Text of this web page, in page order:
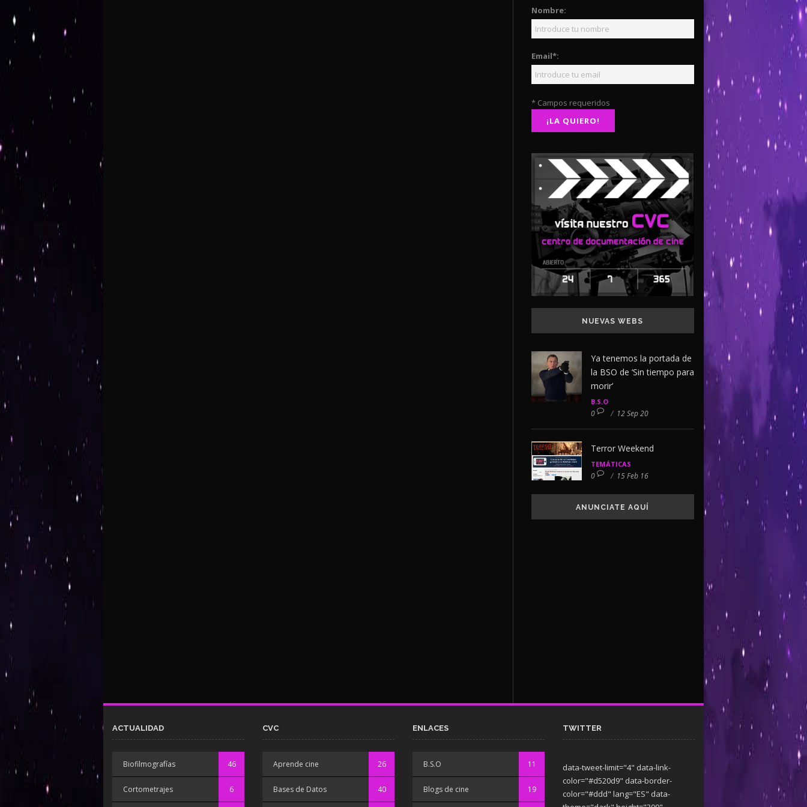
Nombre:
Email*:
* Campos requeridos
NUEVAS WEBS
Ya tenemos la portada de
la BSO de ‘Sin tiempo para
morir’
B.S.O
0 / 12 Sep 20
Terror Weekend
TEMÁTICAS
0 / 15 Feb 16
ANUNCIATE AQUÍ
ACTUALIDAD
Biofilmografías 46
Cortometrajes 6
CVC
Aprende cine 26
Bases de Datos 40
ENLACES
B.S.O 11
Blogs de cine 19
TWITTER
data-tweet-limit="4" data-link-
color="#d520d9" data-border-
color="#ddd" lang="ES" data-